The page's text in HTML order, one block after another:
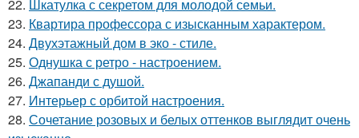
22. Шкатулка с секретом для молодой семьи.
23. Квартира профессора с изысканным характером.
24. Двухэтажный дом в эко - стиле.
25. Однушка с ретро - настроением.
26. Джапанди с душой.
27. Интерьер с орбитой настроения.
28. Сочетание розовых и белых оттенков выглядит очень